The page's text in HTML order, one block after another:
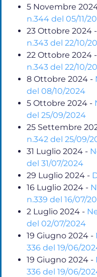
5 Novembre
n.344 del 05/11/
23 Ottobre 2024 -
n.343 del 22/10/
22 Ottobre 2024 -
n.343 del 22/10/
8 Ottobre 2024 -
del 08/10/2024
5 Ottobre 2024 -
del 25/09/2024
25 Settembre
n.342 del 25/09/
31 Luglio 2024 -
del 31/07/2024
29 Luglio 2024 -
16 Luglio 2024 -
n.339 del 16/07/
2 Luglio 2024 -
del 02/07/2024
19 Giugno 2024 -
336 del 19/06/
19 Giugno 2024 -
336 del 19/06/